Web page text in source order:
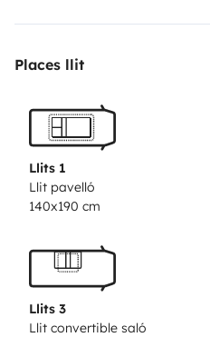
La configuration parfaite
Places llit
Llits 1
Llit pavelló
140x190 cm
Llits 3
Llit convertible saló